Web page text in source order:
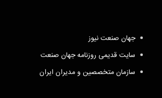
جهان صنعت نیوز
سایت قدیمی روزنامه جهان صنعت
سازمان متخصصین و مدیران ایران